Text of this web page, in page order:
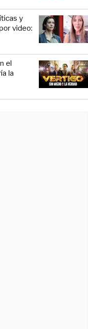
y
video:
el
la